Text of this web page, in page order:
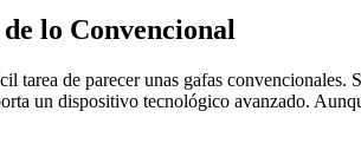
lo Convencional
tarea de parecer unas gafas
un dispositivo tecnológico avanzado.